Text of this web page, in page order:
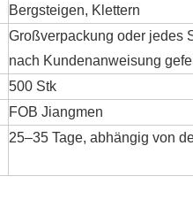
Bergsteigen, Klettern
Großverpackung oder jedes
nach Kundenanweisung
500 Stk
FOB Jiangmen
25–35 Tage, abhängig von